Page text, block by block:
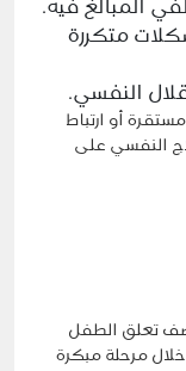
المبالغ فيه.
متكررة
النفسي.
أو ارتباط
النفسي على
تعلق الطفل
خلال مرحلة مبكرة